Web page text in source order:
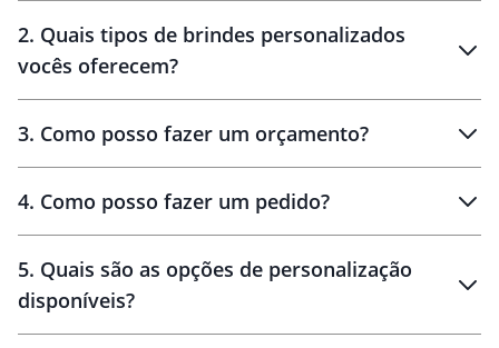
Brindes personalizados
2. Quais tipos de brindes personalizados
vocês oferecem?
personalizados
3. Como posso fazer um orçamento?
brinde
personalização
4. Como posso fazer um pedido?
amostra virtual
5. Quais são as opções de personalização
disponíveis?